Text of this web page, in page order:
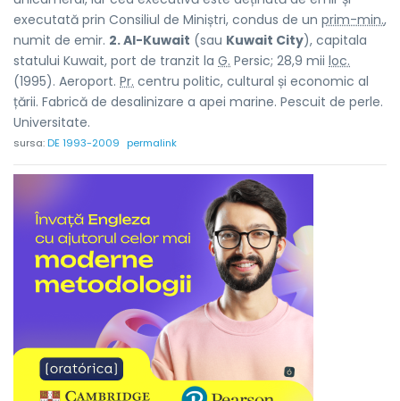
executată prin Consiliul de Miniștri, condus de un prim-min.,
numit de emir. 2. Al-Kuwait (sau Kuwait City), capitala
statului Kuwait, port de tranzit la G. Persic; 28,9 mii loc.
(1995). Aeroport. Pr. centru politic, cultural și economic al
țării. Fabrică de desalinizare a apei marine. Pescuit de perle.
Universitate.
sursa:DE 1993-2009 permalink